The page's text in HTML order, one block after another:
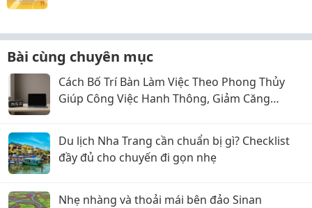
Bài cùng chuyên mục
Cách Bố Trí Bàn Làm Việc Theo Phong Thủy
Giúp Công Việc Hanh Thông, Giảm Căng
Du lịch Nha Trang cần chuẩn bị gì? Checklist
đầy đủ cho chuyến đi gọn nhẹ
Nhẹ nhàng và thoải mái bên đảo Sinan